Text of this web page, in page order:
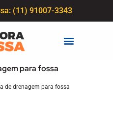
(11) 91007-3343
para fossa
de drenagem para fossa